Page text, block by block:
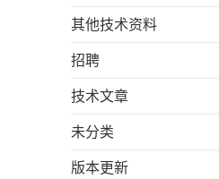
其他技术资料
招聘
技术文章
未分类
版本更新